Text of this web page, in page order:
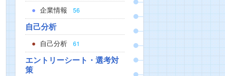
企業情報 56
自己分析
自己分析 61
エントリーシート・選考対
策